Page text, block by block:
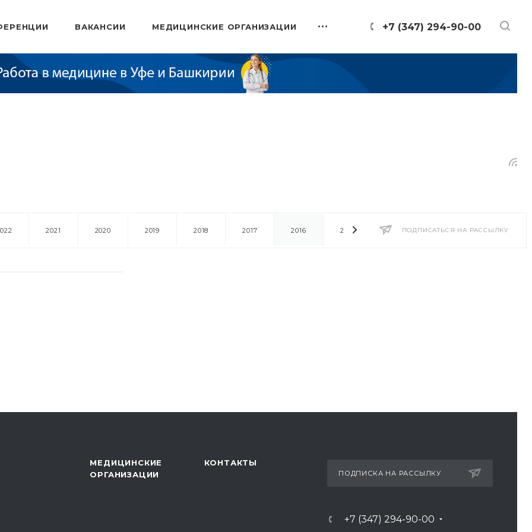
+7 (347) 294-90-00
ВАКАНСИИ МЕДИЦИНСКИЕ ОРГАНИЗАЦИИ
ПОДПИСАТЬСЯ НА РАССЫЛКУ
2021 2020 2019 2018 2017 2016 2014 2013 2012 2011
МЕДИЦИНСКИЕ
ОРГАНИЗАЦИИ
КОНТАКТЫ
ПОДПИСКА НА РАССЫЛКУ
+7 (347) 294-90-00